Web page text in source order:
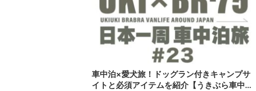
車中泊×愛犬旅！ドッグラン付きキャンプサ
イトと必須アイテムを紹介【うきぶら車中…